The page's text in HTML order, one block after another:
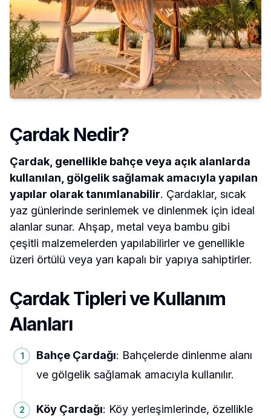
Çardak Nedir?
Çardak, genellikle bahçe veya açık alanlarda
kullanılan, gölgelik sağlamak amacıyla yapılan
yapılar olarak tanımlanabilir. Çardaklar, sıcak
yaz günlerinde serinlemek ve dinlenmek için ideal
alanlar sunar. Ahşap, metal veya bambu gibi
çeşitli malzemelerden yapılabilirler ve genellikle
üzeri örtülü veya yarı kapalı bir yapıya sahiptirler.
Çardak Tipleri ve Kullanım
Alanları
Bahçe Çardağı: Bahçelerde dinlenme alanı
ve gölgelik sağlamak amacıyla kullanılır.
Köy Çardağı: Köy yerleşimlerinde, özellikle